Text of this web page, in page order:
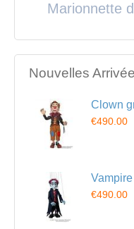
Marionnette
Nouvelles
Clown
€490.00
€490.00